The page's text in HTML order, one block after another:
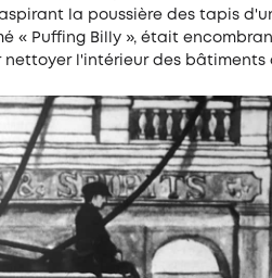
la poussière des tapis
« Puffing Billy », était
l'intérieur des bâtiments